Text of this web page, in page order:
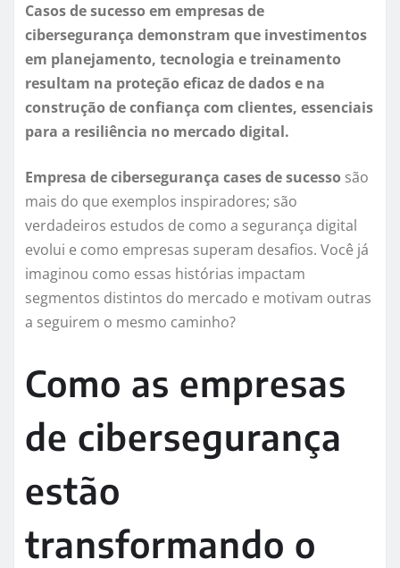
Casos de sucesso em empresas de
cibersegurança demonstram que investimentos
em planejamento, tecnologia e treinamento
resultam na proteção eficaz de dados e na
construção de confiança com clientes, essenciais
para a resiliência no mercado digital.
Empresa de cibersegurança cases de sucesso são
mais do que exemplos inspiradores; são
verdadeiros estudos de como a segurança digital
evolui e como empresas superam desafios. Você já
imaginou como essas histórias impactam
segmentos distintos do mercado e motivam outras
a seguirem o mesmo caminho?
Como as empresas
de cibersegurança
estão
transformando o